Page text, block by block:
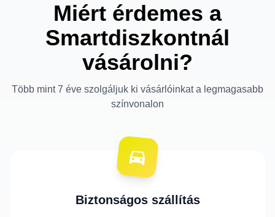
Miért érdemes a
Smartdiszkontnál
vásárolni?
Több mint 7 éve szolgáljuk ki vásárlóinkat a legmagasabb
színvonalon
Biztonságos szállítás